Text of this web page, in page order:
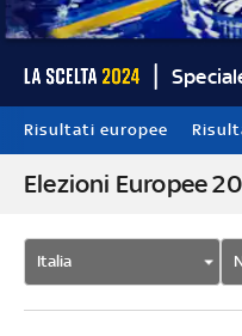
Risultati europee
Elezioni Europee
Italia